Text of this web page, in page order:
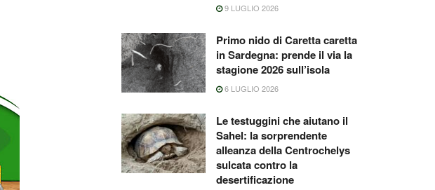
9 LUGLIO 2026
Primo nido di Caretta caretta
in Sardegna: prende il via la
stagione 2026 sull’isola
6 LUGLIO 2026
Le testuggini che aiutano il
Sahel: la sorprendente
alleanza della Centrochelys
sulcata contro la
desertificazione